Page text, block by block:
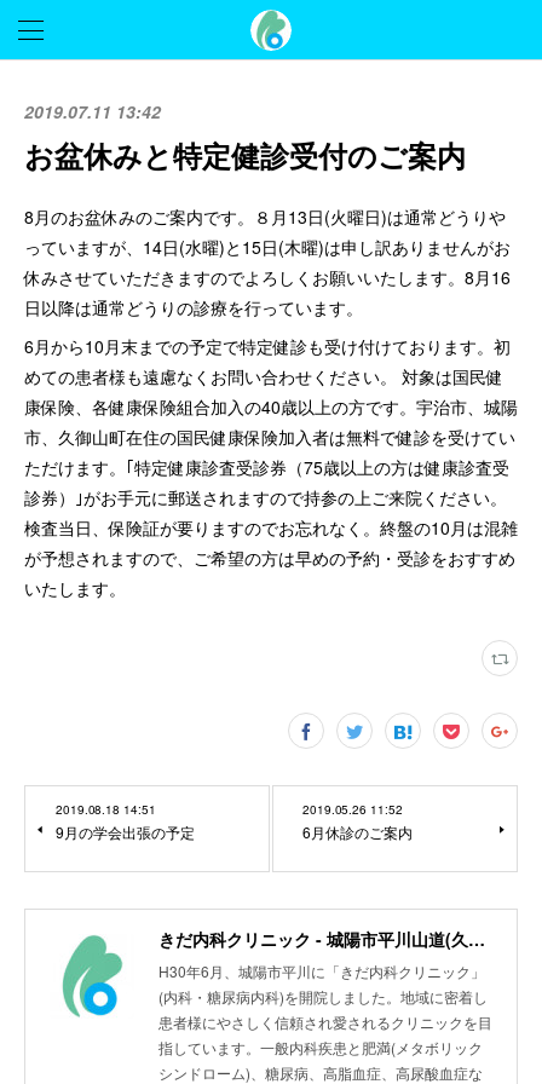
2019.07.11 13:42
お盆休みと特定健診受付のご案内
8月のお盆休みのご案内です。８月13日(火曜日)は通常どうりや
っていますが、14日(水曜)と15日(木曜)は申し訳ありませんがお
休みさせていただきますのでよろしくお願いいたします。8月16
日以降は通常どうりの診療を行っています。
6月から10月末までの予定で特定健診も受け付けております。初
めての患者様も遠慮なくお問い合わせください。 対象は国民健
康保険、各健康保険組合加入の40歳以上の方です。宇治市、城陽
市、久御山町在住の国民健康保険加入者は無料で健診を受けてい
ただけます。｢特定健康診査受診券（75歳以上の方は健康診査受
診券）｣がお手元に郵送されますので持参の上ご来院ください。
検査当日、保険証が要りますのでお忘れなく。終盤の10月は混雑
が予想されますので、ご希望の方は早めの予約・受診をおすすめ
いたします。
2019.08.18 14:51
9月の学会出張の予定
2019.05.26 11:52
6月休診のご案内
きだ内科クリニック - 城陽市平川山道(久津川駅)
H30年6月、城陽市平川に「きだ内科クリニック」
(内科・糖尿病内科)を開院しました。地域に密着し
患者様にやさしく信頼され愛されるクリニックを目
指しています。一般内科疾患と肥満(メタボリック
シンドローム)、糖尿病、高脂血症、高尿酸血症な